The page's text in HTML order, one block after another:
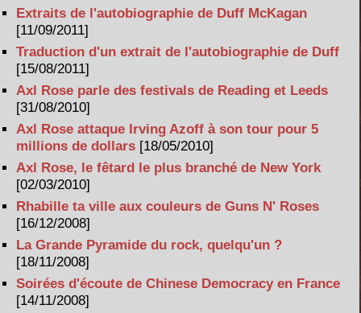
Extraits de l'autobiographie de Duff McKagan
[11/09/2011]
Traduction d'un extrait de l'autobiographie de Duff
[15/08/2011]
Axl Rose parle des festivals de Reading et Leeds
[31/08/2010]
Axl Rose attaque Irving Azoff à son tour pour 5
millions de dollars [18/05/2010]
Axl Rose, le fêtard le plus branché de New York
[02/03/2010]
Rhabille ta ville aux couleurs de Guns N' Roses
[16/12/2008]
La Grande Pyramide du rock, quelqu'un ?
[18/11/2008]
Soirées d'écoute de Chinese Democracy en France
[14/11/2008]